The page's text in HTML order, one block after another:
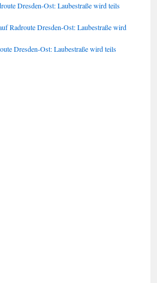
Dresden-Ost: Laubestraße wird teils
Radroute Dresden-Ost: Laubestraße wird
Dresden-Ost: Laubestraße wird teils